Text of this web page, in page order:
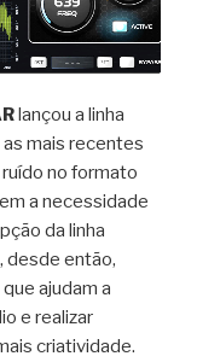
lançou a linha
as mais recentes
no formato
a necessidade
da linha
desde então,
ajudam a
e realizar
criatividade.